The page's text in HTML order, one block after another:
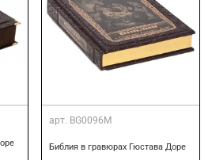
арт. BG0096M
Библия в гравюрах Гюстава Доре